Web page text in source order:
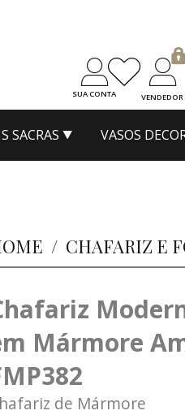
SUA CONTA VENDEDOR
SACRAS VASOS
/ CHAFARIZ E
Mármore
de Mármore